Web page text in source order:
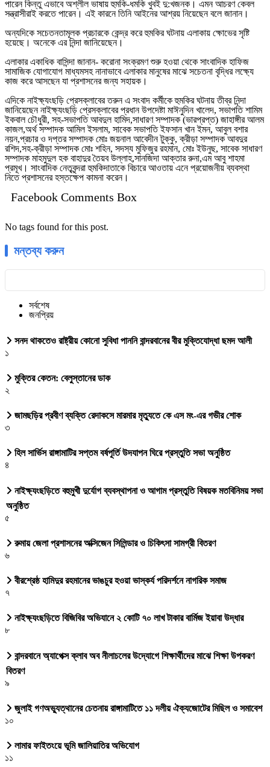
পারেন কিন্তু এভাবে অশ্লীল ভাষায় হুমকি-ধমকি খুবই দু:খজনক। এমন আচরণ কেবল
সন্ত্রাসীরাই করতে পারেন। এই কারনে তিনি আইনের আশ্রয় নিয়েছেন বলে জানান।
অন্যদিকে সচেতনতামূলক প্রচারকে কেন্দ্র করে হুমকির ঘটনায় এলাকায় ক্ষোভের সৃষ্টি
হয়েছে। অনেকে এর নিন্দা জানিয়েছেন।
এলাকার একাধিক বাসিন্দা জানান- করোনা সংক্রমণ শুরু হওয়া থেকে সাংবাদিক হাফিজ
সামাজিক যোগাযোগ মাধ্যমসহ নানাভাবে এলাকার মানুষের মাঝে সচেতনা বৃদ্ধির লক্ষ্যে
কাজ করে আসছেন যা প্রশাসনের জন্য সহায়ক।
এদিকে নাইক্ষ্যংছড়ি প্রেসক্লাবের তরুন এ সংবাদ কর্মীকে হুমকির ঘটনায় তীব্র নিন্দা
জানিয়েছেন নাইক্ষ্যংছড়ি প্রেসক্লাবের প্রধান উপদেষ্টা মাঈনুদিন খালেদ, সভাপতি শামিম
ইকবাল চৌধুরী, সহ-সভাপতি আবদুল হামিদ,সাধারণ সম্পাদক (ভারপ্রপ্ত) জাহাঙ্গীর আলম
কাজল,অর্থ সম্পাদক আমিল ইসলাম, সাবেক সভাপতি ইফসান খান ইমন, আবুল বশার
নয়ন,প্রচার ও দপ্তর সম্পাদক মোঃ জয়নাল আবেদীন টুক্কু, ক্রীড়া সম্পাদক আবদুর
রশিদ,সহ-ক্রীড়া সম্পাদক মোঃ শহিন, সদস্য মুফিজুর রহমান, মোঃ ইউনুছ, সাবেক সাধারণ
সম্পাদক মাহমুদুল হক বাহাদুর তৈয়ব উল্লাহ,সানজিদা আক্তার রুনা,এম আবু শাহমা
প্রমূখ। সাংবাদিক নেতৃবৃন্দরা হুমকিদাতাকে বিচারে আওতায় এনে প্রয়োজনীয় ব্যবস্থা
নিতে প্রশাসনের হস্তক্ষেপ কামনা করেন।
Facebook Comments Box
No tags found for this post.
মন্তব্য করুন
সর্বশেষ
জনপ্রিয়
সনদ থাকতেও রাষ্ট্রীয় কোনো সুবিধা পাননি বান্দরবানের বীর মুক্তিযোদ্ধা ছমদ আলী
১
মুক্তির কেতন: বেলুস্তানের ডাক
২
জামছড়ির প্রবীণ ব্যক্তি রেদাকসে মারমার মৃত্যুতে কে এস মং-এর গভীর শোক
৩
হিল সার্ভিস রাঙ্গামাটির সপ্তম বর্ষপূর্তি উদযাপন ঘিরে প্রস্তুতি সভা অনুষ্ঠিত
৪
নাইক্ষ্যংছড়িতে বহুমুখী দুর্যোগ ব্যবস্থাপনা ও আগাম প্রস্তুতি বিষয়ক মতবিনিময় সভা
অনুষ্ঠিত
৫
রুমায় জেলা প্রশাসনের অক্সিজেন সিলিন্ডার ও চিকিৎসা সামগ্রী বিতরণ
৬
বীরশ্রেষ্ঠ হামিদুর রহমানের ভাঙচুর হওয়া ভাস্কর্য পরিদর্শনে নাগরিক সমাজ
৭
নাইক্ষ্যংছড়িতে বিজিবির অভিযানে ২ কোটি ৭০ লাখ টাকার বার্মিজ ইয়াবা উদ্ধার
৮
বান্দরবানে অ্যাপেক্স ক্লাব অব নীলাচলের উদ্যোগে শিক্ষার্থীদের মাঝে শিক্ষা উপকরণ
বিতরণ
৯
জুলাই গণঅভ্যুত্থানের চেতনায় রাঙ্গামাটিতে ১১ দলীয় ঐক্যজোটের মিছিল ও সমাবেশ
১০
লামার ফাইতংয়ে ভূমি জালিয়াতির অভিযোগ
১১